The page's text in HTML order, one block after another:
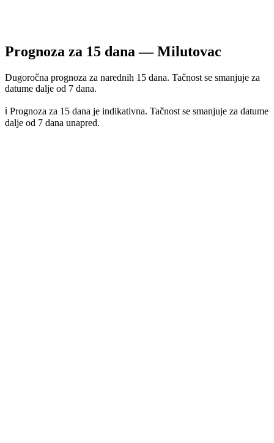
Prognoza za 15 dana —Milutovac
Dugoročna prognoza za narednih 15 dana. Tačnost se smanjuje za
datume dalje od 7 dana.
ℹ️ Prognoza za 15 dana je indikativna. Tačnost se smanjuje za datume
dalje od 7 dana unapred.